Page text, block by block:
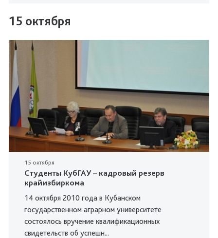
15 октября
15 октября
Студенты КубГАУ – кадровый резерв
крайизбиркома
14 октября 2010 года в Кубанском
государственном аграрном университете
состоялось вручение квалификационных
свидетельств об успешн...